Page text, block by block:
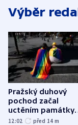
Výběr
Pražský duhový
pochod začal
uctěním památky
obětí berlínského
12:02 před 14 m